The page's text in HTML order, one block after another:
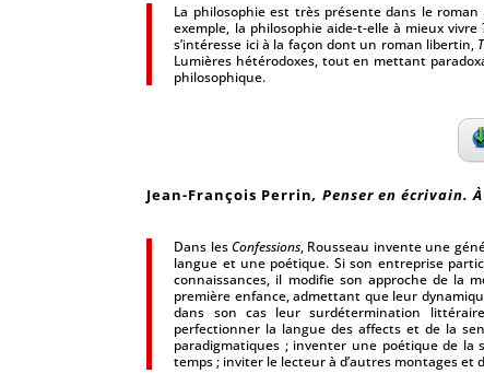
La philosophie est très présente dans le
exemple, la philosophie aide-t-elle à mieux
s’intéresse ici à la façon dont un roman libertin,
Lumières hétérodoxes, tout en mettant
philosophique.
Jean-François Perrin, Penser en écrivain.
Dans lesConfessions, Rousseau invente une
langue et une poétique. Si son entreprise
connaissances, il modifie son approche de la
première enfance, admettant que leur
dans son cas leur surdétermination
perfectionner la langue des affects et de la
paradigmatiques ; inventer une poétique de la
temps ; inviter le lecteur à d’autres montages et